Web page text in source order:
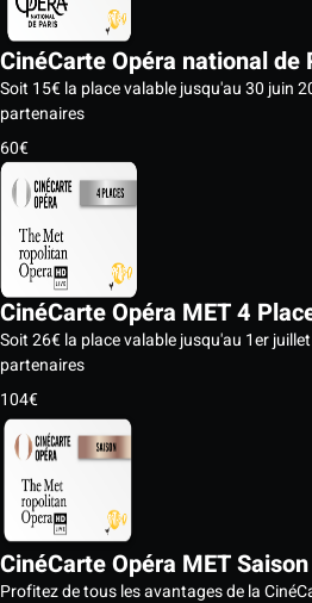
CinéCarte Opéra national de
Soit 15€ la place valable jusqu'au 30 juin
partenaires
60€
CinéCarte Opéra MET 4
Soit 26€ la place valable jusqu'au 1er
partenaires
104€
CinéCarte Opéra MET Saison
Profitez de tous les avantages de la